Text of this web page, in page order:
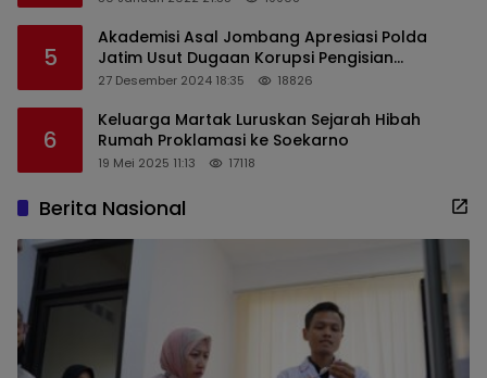
5
Akademisi Asal Jombang Apresiasi Polda
Jatim Usut Dugaan Korupsi Pengisian
Perangkat Desa di Kediri
27 Desember 2024 18:35 18826
6
Keluarga Martak Luruskan Sejarah Hibah
Rumah Proklamasi ke Soekarno
19 Mei 2025 11:13 17118
Berita Nasional